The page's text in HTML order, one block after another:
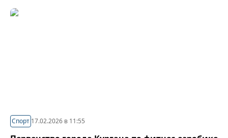
Спорт 17.02.2026 в 11:55